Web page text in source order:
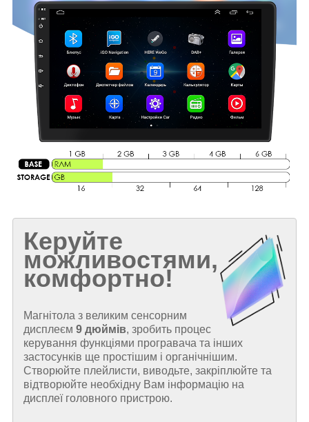
Керуйте
можливостями,
комфортно!
Магнітола з великим сенсорним
дисплеєм 9 дюймів, зробить процес
керування функціями програвача та інших
застосунків ще простішим і органічнішим.
Створюйте плейлисти, виводьте, закріплюйте та
відтворюйте необхідну Вам інформацію на
дисплеї головного пристрою.